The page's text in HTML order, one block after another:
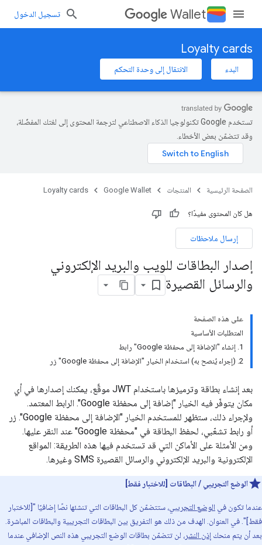
Wallet تسجيل الدخول
Loyalty cards
البدء الانتقال إلى وحدة التحكم
تستخدم Google تكنولوجيا الذكاء الاصطناعي لترجمة المحتوى إلى لغتك المفضّلة،
وقد تتضمّن بعض الأخطاء.
الصفحة الرئيسية المنتجات Google Wallet
Loyalty cards
هل كان المحتوى مفيدًا؟
إرسال ملاحظات
إصدار البطاقات للويب والبريد الإلكتروني
والرسائل القصيرة
على هذه الصفحة
المتطلبات الأساسية
1. إنشاء "الإضافة إلى محفظة Google" رابط
2. (إجراء يُنصح به) استخدام الخيار "الإضافة إلى محفظة Google" زر
بعد إنشاء بطاقة وترميزها باستخدام JWT موقَّع، يمكنك إصدارها في أي
مكان يتوفّر فيه الخيار "إضافة إلى محفظة Google". الرابط المعتمد.
ولإجراء ذلك، ستظهر للمستخدم الخيار "الإضافة إلى محفظة Google". زر
أو رابط تشعّبي، لحفظ البطاقة في "محفظة Google" عند النقر عليها.
ومن الأمثلة على الأماكن التي قد تستخدم فيها هذه الطريقة: المواقع
الإلكترونية والبريد الإلكتروني والرسائل القصيرة SMS وغيرها.
الوضع التجريبي / البطاقات [للاختبار فقط]
عندما تكون في الوضع التجريبي ، ستتضمّن كل البطاقات التي تنشئها نصًا إضافيًا "[للاختبار
فقط]". في العنوان. الهدف من ذلك هو التفريق بين البطاقات التجريبية والبطاقات المباشرة.
بعد أن يتم منحك إذن النشر، لن تتضمّن بطاقات الوضع التجريبي هذه النص الإضافي عندما